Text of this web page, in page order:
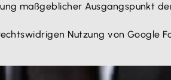
maßgeblicher Ausgangspunkt
Nutzung von Google